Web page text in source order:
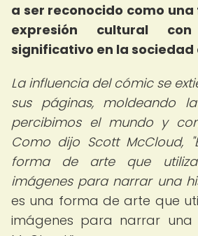
a ser reconocido como
expresión cultural
significativo en la sociedad
La influencia del cómic se
sus páginas, moldeando
percibimos el mundo y
Como dijo Scott McCloud,
forma de arte que
imágenes para narrar una
es una forma de arte que
imágenes para narrar una